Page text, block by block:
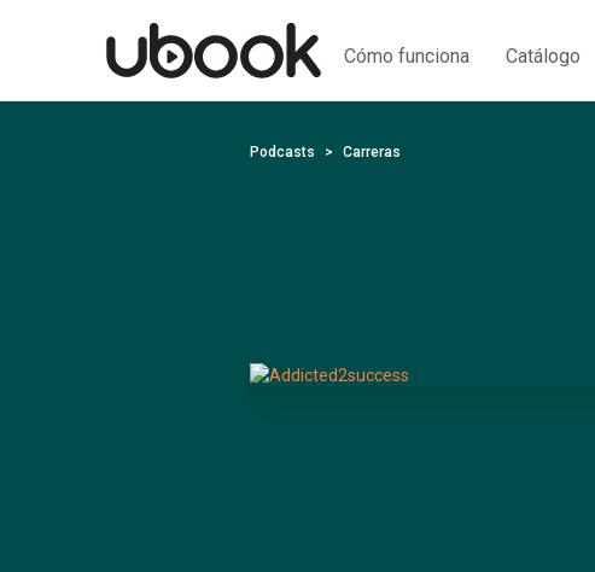
Cómo funciona Catálogo
Podcasts Carreras